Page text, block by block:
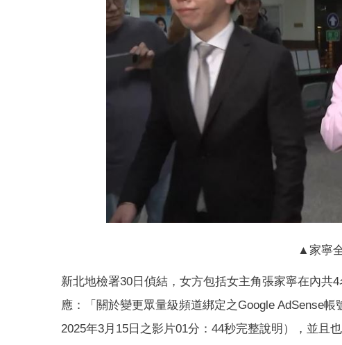
▲家寧
新北地檢署30日偵結，女方包括女主角張家寧在內共
應：「關於變更眾量級頻道綁定之Google AdSense
2025年3月15日之影片01分：44秒完整說明），並且